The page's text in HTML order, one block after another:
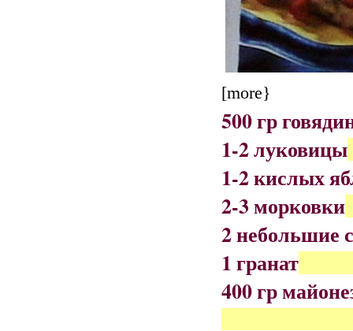
[more}
500 гр
1-2 луковицы
1-2 кислых
2-3 морковки
2 небольшие
1 гранат
400 гр